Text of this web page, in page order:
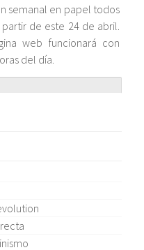
semanal en papel todos
de este 24 de abril.
web funcionará con
del día.